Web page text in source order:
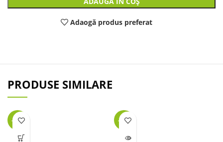
Adaogă produs preferat
PRODUSE SIMILARE
-23% -45%
LIPSĂ